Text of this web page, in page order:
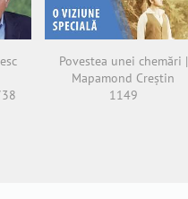
Povestea unei chemări |
Mapamond Creștin
1149